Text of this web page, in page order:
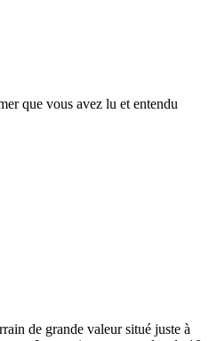
que vous avez lu et entendu
de grande valeur situé juste à